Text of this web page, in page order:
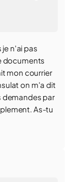
n'ai pas
documents
mon courrier
on m'a dit
demandes par
As-tu